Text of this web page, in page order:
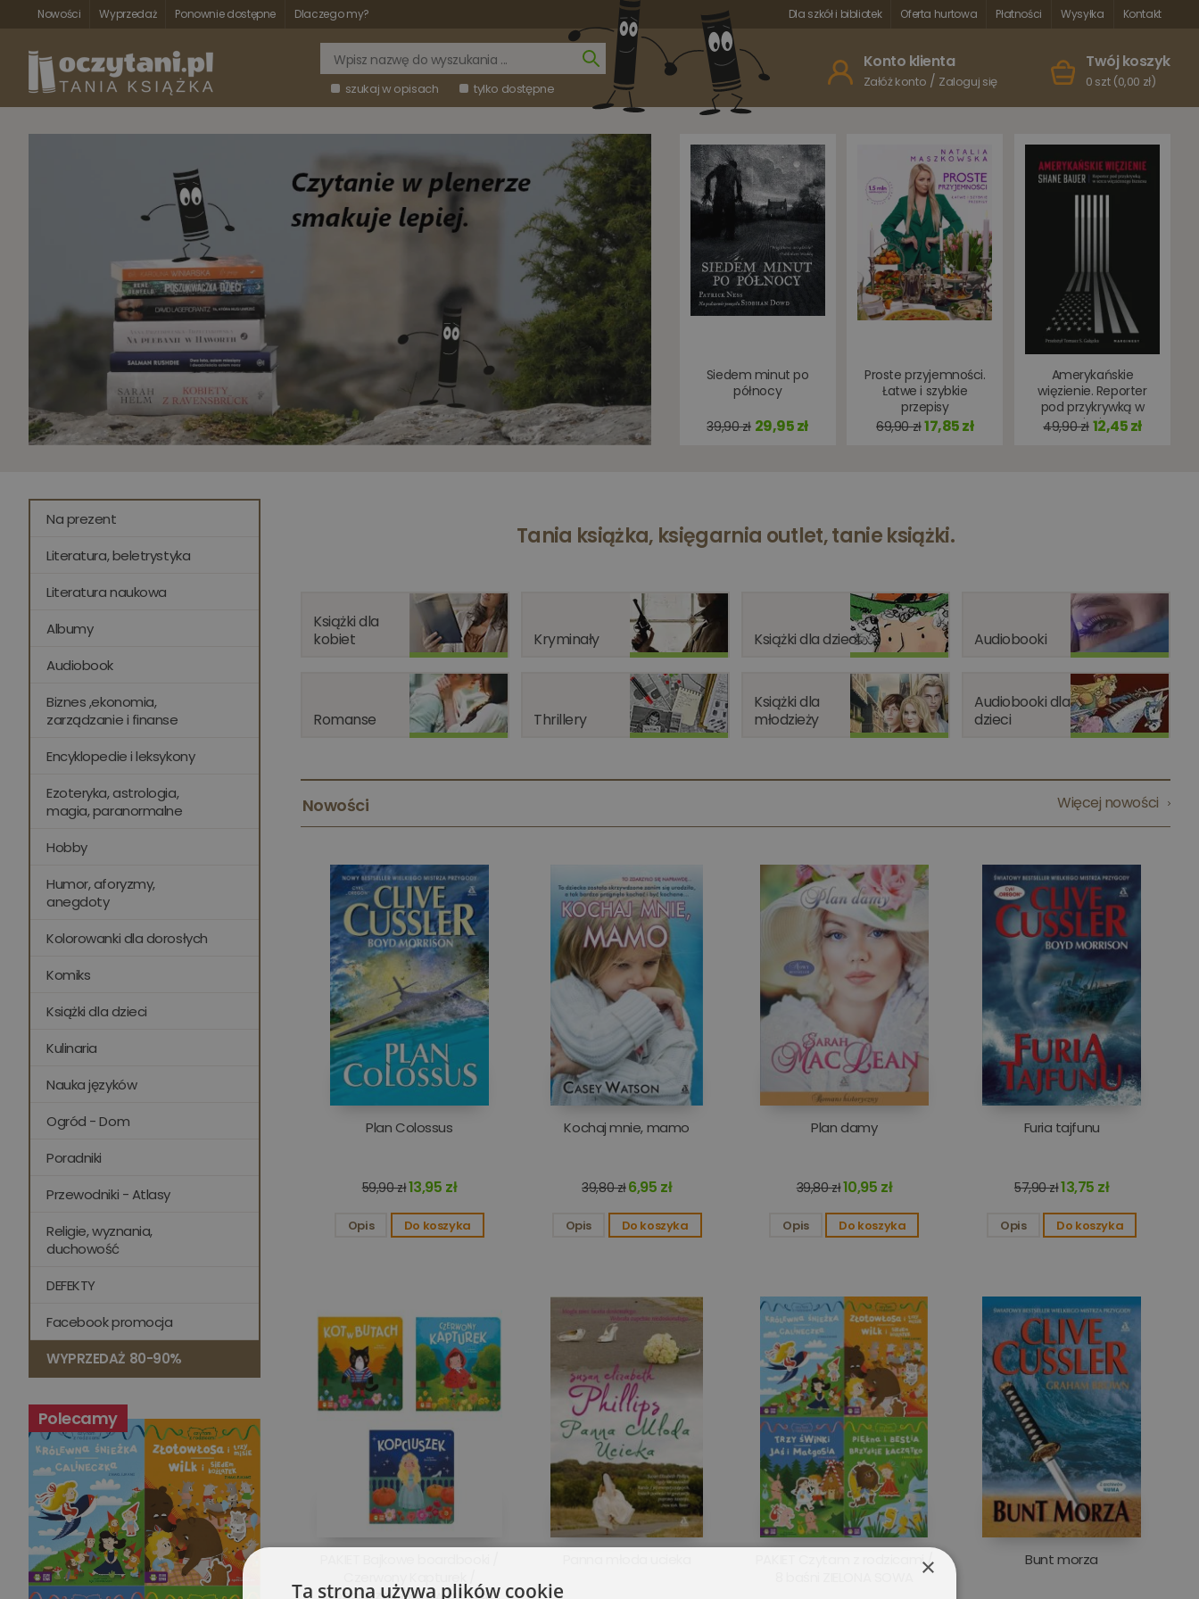
Nowości Wyprzedaż Ponownie dostępne Dlaczego my? Dla szkół i bibliotek Oferta hurtowa Płatności Wysyłka Kontakt
szukaj w opisach tylko dostępne
Konto klienta
Załóż konto / Zaloguj się
Twój koszyk
0 szt (0,00 zł)
Siedem minut po
północy
39,90 zł 29,95 zł
Proste przyjemności.
Łatwe i szybkie
przepisy
69,90 zł17,85 zł
Amerykańskie
więzienie. Reporter
pod przykrywką w
sercu więziennego
biznesu
49,90 zł 12,45 zł
Na prezent
Literatura, beletrystyka
Literatura naukowa
Albumy
Audiobook
Biznes ,ekonomia,
zarządzanie i finanse
Encyklopedie i leksykony
Ezoteryka, astrologia,
magia, paranormalne
Hobby
Humor, aforyzmy,
anegdoty
Kolorowanki dla dorosłych
Komiks
Książki dla dzieci
Kulinaria
Nauka języków
Ogród - Dom
Poradniki
Przewodniki - Atlasy
Religie, wyznania,
duchowość
DEFEKTY
Facebook promocja
WYPRZEDAŻ 80-90%
Polecamy
Tania książka, księgarnia outlet, tanie książki.
Książki dla
kobiet
Kryminały Książki dla dzieci Audiobooki
Romanse Thrillery
Książki dla
młodzieży
Audiobooki dla
dzieci
Nowości Więcej nowości
Plan Colossus
59,90 zł13,95 zł
Opis Do koszyka
Kochaj mnie, mamo
39,80 zł6,95 zł
Opis Do koszyka
Plan damy
39,80 zł10,95 zł
Opis Do koszyka
Furia tajfunu
57,90 zł13,75 zł
Opis Do koszyka
Kopciuszek / Kot w butach
PAKIET Czytam z rodzicami /
Bunt morza
×
Ta strona używa plików cookie